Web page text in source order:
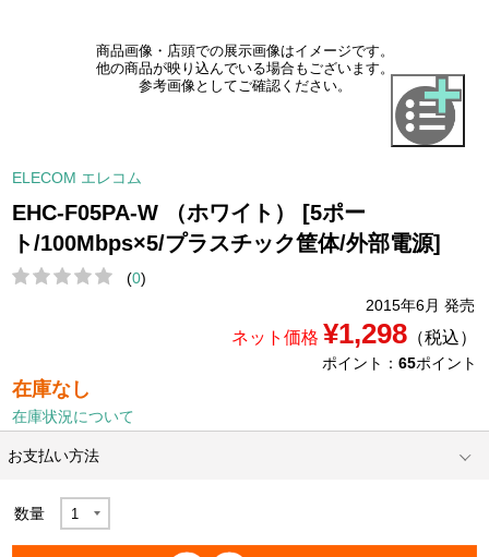
商品画像・店頭での展示画像はイメージです。
他の商品が映り込んでいる場合もございます。
参考画像としてご確認ください。
ELECOM エレコム
EHC-F05PA-W （ホワイト） [5ポー
ト/100Mbps×5/プラスチック筐体/外部電源]
(0)
2015年6月 発売
ネット価格 ¥1,298（税込）
ポイント： 65ポイント
在庫なし
在庫状況について
お支払い方法
数量